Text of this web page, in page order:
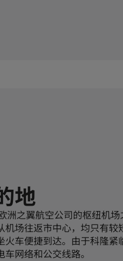
地
洲之翼航空公司的枢纽机场
场往返市中心，均只有较
车便捷到达。由于科隆紧
网络和公交线路。